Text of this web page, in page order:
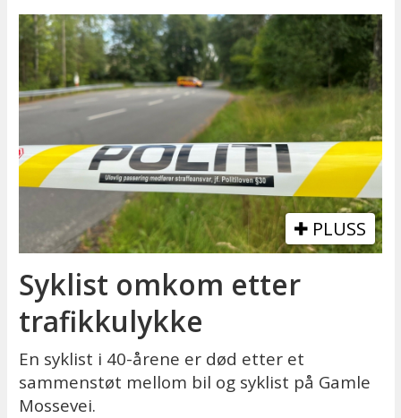
PLUSS
Syklist omkom etter
trafikkulykke
En syklist i 40-årene er død etter et
sammenstøt mellom bil og syklist på Gamle
Mossevei.